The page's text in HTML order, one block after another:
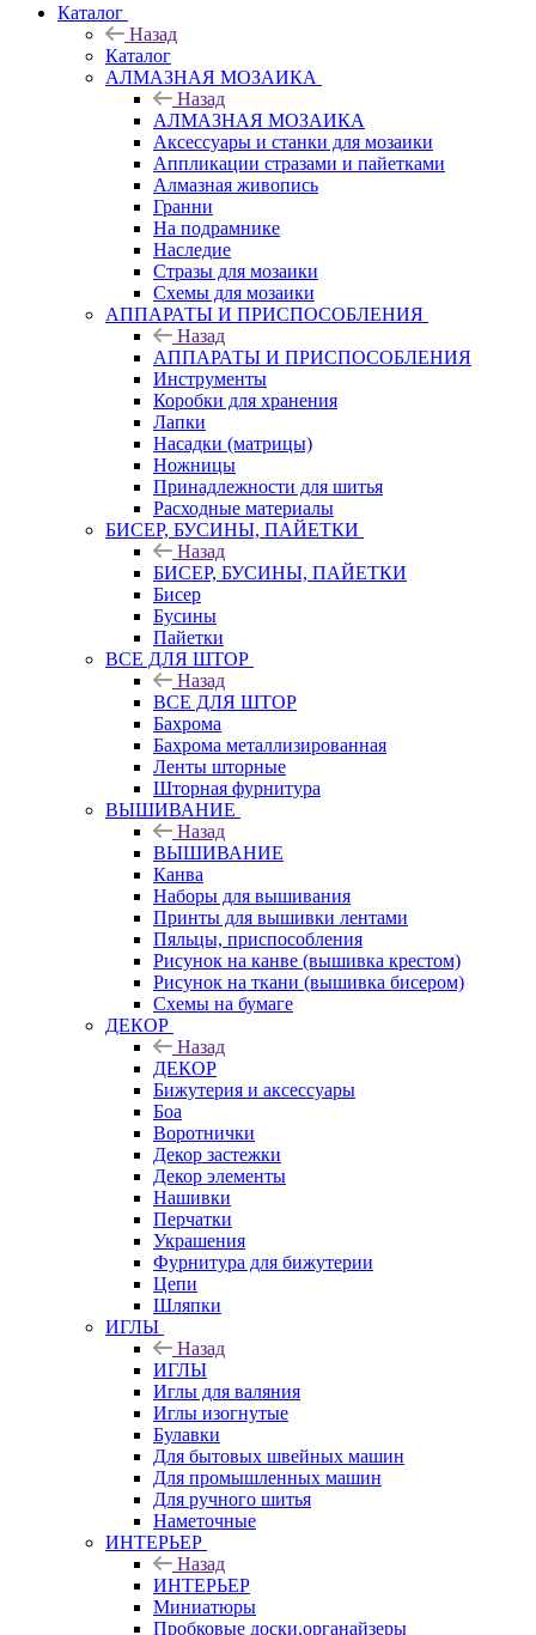
Каталог
Назад
Каталог
АЛМАЗНАЯ МОЗАИКА
Назад
АЛМАЗНАЯ МОЗАИКА
Аксессуары и станки для мозаики
Аппликации стразами и пайетками
Алмазная живопись
Гранни
На подрамнике
Наследие
Стразы для мозаики
Схемы для мозаики
АППАРАТЫ И ПРИСПОСОБЛЕНИЯ
Назад
АППАРАТЫ И ПРИСПОСОБЛЕНИЯ
Инструменты
Коробки для хранения
Лапки
Насадки (матрицы)
Ножницы
Принадлежности для шитья
Расходные материалы
БИСЕР, БУСИНЫ, ПАЙЕТКИ
Назад
БИСЕР, БУСИНЫ, ПАЙЕТКИ
Бисер
Бусины
Пайетки
ВСЕ ДЛЯ ШТОР
Назад
ВСЕ ДЛЯ ШТОР
Бахрома
Бахрома металлизированная
Ленты шторные
Шторная фурнитура
ВЫШИВАНИЕ
Назад
ВЫШИВАНИЕ
Канва
Наборы для вышивания
Принты для вышивки лентами
Пяльцы, приспособления
Рисунок на канве (вышивка крестом)
Рисунок на ткани (вышивка бисером)
Схемы на бумаге
ДЕКОР
Назад
ДЕКОР
Бижутерия и аксессуары
Боа
Воротнички
Декор застежки
Декор элементы
Нашивки
Перчатки
Украшения
Фурнитура для бижутерии
Цепи
Шляпки
ИГЛЫ
Назад
ИГЛЫ
Иглы для валяния
Иглы изогнутые
Булавки
Для бытовых швейных машин
Для промышленных машин
Для ручного шитья
Наметочные
ИНТЕРЬЕР
Назад
ИНТЕРЬЕР
Миниатюры
Пробковые доски,органайзеры